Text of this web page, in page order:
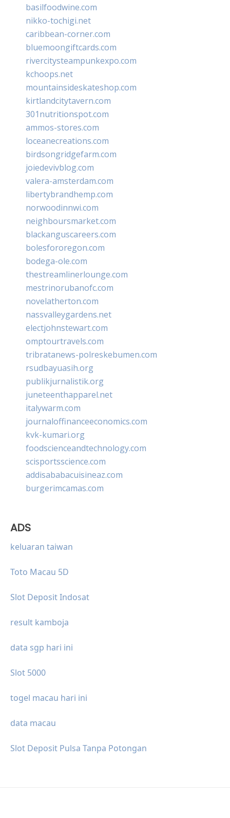
basilfoodwine.com
nikko-tochigi.net
caribbean-corner.com
bluemoongiftcards.com
rivercitysteampunkexpo.com
kchoops.net
mountainsideskateshop.com
kirtlandcitytavern.com
301nutritionspot.com
ammos-stores.com
loceanecreations.com
birdsongridgefarm.com
joiedevivblog.com
valera-amsterdam.com
libertybrandhemp.com
norwoodinnwi.com
neighboursmarket.com
blackanguscareers.com
bolesfororegon.com
bodega-ole.com
thestreamlinerlounge.com
mestrinorubanofc.com
novelatherton.com
nassvalleygardens.net
electjohnstewart.com
omptourtravels.com
tribratanews-polreskebumen.com
rsudbayuasih.org
publikjurnalistik.org
juneteenthapparel.net
italywarm.com
journaloffinanceeconomics.com
kvk-kumari.org
foodscienceandtechnology.com
scisportsscience.com
addisababacuisineaz.com
burgerimcamas.com
ADS
keluaran taiwan
Toto Macau 5D
Slot Deposit Indosat
result kamboja
data sgp hari ini
Slot 5000
togel macau hari ini
data macau
Slot Deposit Pulsa Tanpa Potongan